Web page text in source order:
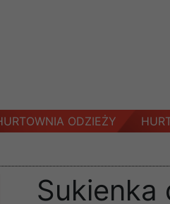
ODZIEŻY
Sukienka